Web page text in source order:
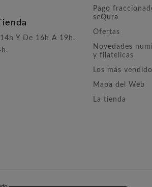
Y De 16h A 19h.
Pago
seQura
Ofertas
Novedades
y filatelicas
Los más
Mapa del Web
La tienda